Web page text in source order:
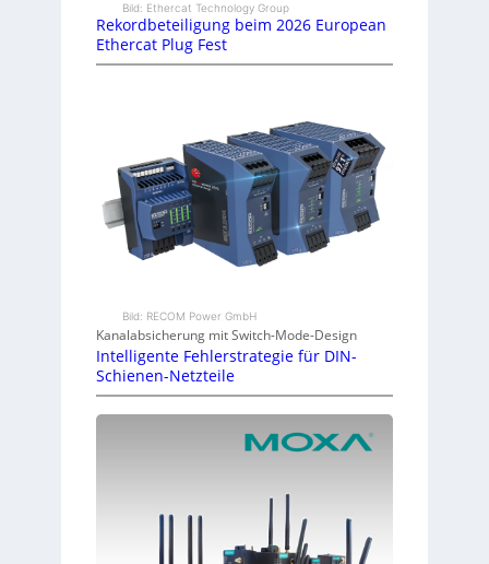
Bild: Ethercat Technology Group
Rekordbeteiligung beim 2026 European
Ethercat Plug Fest
Bild: RECOM Power GmbH
Kanalabsicherung mit Switch-Mode-Design
Intelligente Fehlerstrategie für DIN-
Schienen-Netzteile